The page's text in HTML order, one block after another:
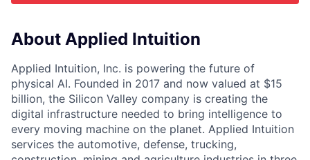
About Applied Intuition
Applied Intuition, Inc. is powering the future of
physical AI. Founded in 2017 and now valued at $15
billion, the Silicon Valley company is creating the
digital infrastructure needed to bring intelligence to
every moving machine on the planet. Applied Intuition
services the automotive, defense, trucking,